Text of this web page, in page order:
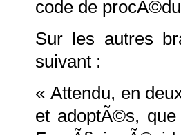
code de
Sur les autres
suivant :
« Attendu, en
et adoptÃ©s,